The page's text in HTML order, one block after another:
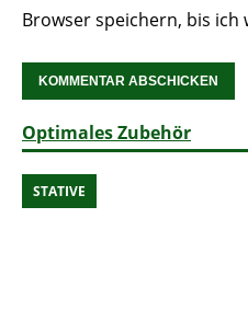
Browser speichern, bis
Optimales Zubehör
STATIVE